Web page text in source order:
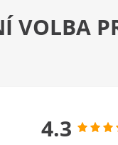
VOLBA
4.3